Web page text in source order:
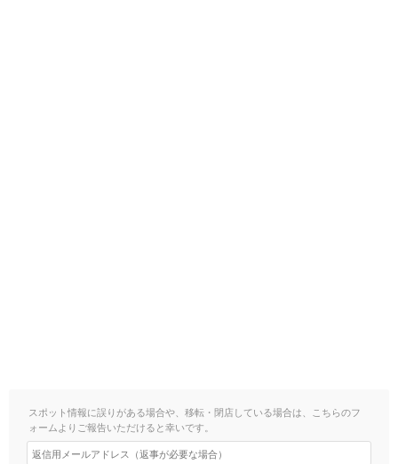
スポット情報に誤りがある場合や、移転・閉店している場合は、こちらのフ
ォームよりご報告いただけると幸いです。